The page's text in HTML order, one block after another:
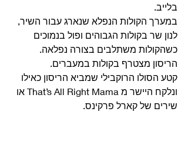
בלייב.
במערך הקולות הנפלא שנארג עבור השיר,
לנון שר בקולות הגבוהים ופול בנמוכים
כשהקולות משתלבים בצורה נפלאה.
הריסון מצטרף בקולות במעברים.
קטע הסולו הרוקבילי שמביא הריסון כאילו
ונלקח היישר מ That’s All Right Mama או
שירים של קארל פרקינס.